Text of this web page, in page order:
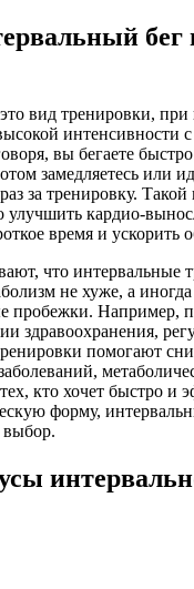
бег
вид тренировки, при
интенсивности с
вы бегаете быстро
замедляетесь или
за тренировку. Такой
улучшить кардио-
время и ускорить
что интервальные
не хуже, а
пробежки. Например,
здравоохранения,
помогают
кто хочет быстро и
форму,